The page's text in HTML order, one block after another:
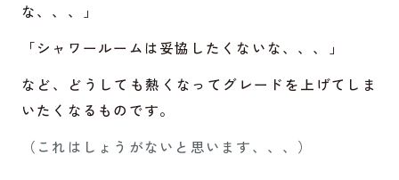
な、、、」
「シャワールームは妥協したくないな、、、」
など、どうしても熱くなってグレードを上げてしま
いたくなるものです。
（これはしょうがないと思います、、、）